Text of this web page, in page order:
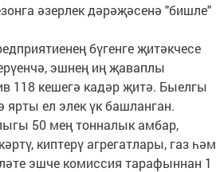
әзерлек дәрәҗәсенә "бишле"
бүгенге җитәкчесе
эшнең иң җаваплы
118 кешегә кадәр җитә. Быелгы
ярты ел элек үк башланган.
50 мең тонналык амбар,
киптерү агрегатлары, газ һәм
эшче комиссия тарафыннан 1